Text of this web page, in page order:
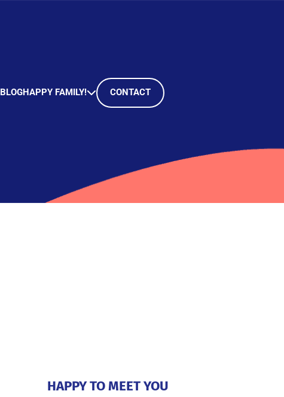
BLOGHAPPY FAMILY! CONTACT
HAPPY TO MEET YOU